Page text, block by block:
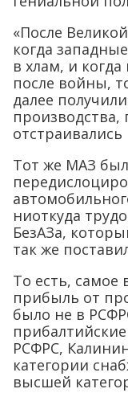
«После
когда
в хлам, и
после войны,
далее
Тот же МАЗ
ниоткуда
БезАЗа,
так же
То есть, самое
прибыль от
было не в
РСФРС,
категории
высшей